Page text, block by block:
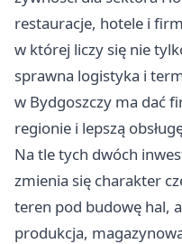
restauracje, hotele i
w której liczy się nie
sprawna logistyka i
w Bydgoszczy ma dać
regionie i lepszą
Na tle tych dwóch
zmienia się charakter
teren pod budowę hal,
produkcja,